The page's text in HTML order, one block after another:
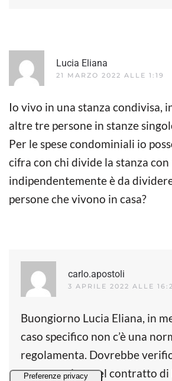
Lucia Eliana
21 MARZO 2022 ALLE 1:19
Io vivo in una stanza condivisa,
altre tre persone in stanze
Per le spese condominiali io
cifra con chi divide la stanza con
indipendentemente è da
persone che vivono in casa?
carlo.apostoli
3 APRILE 2022 ALLE
Buongiorno Lucia Eliana, in
caso specifico non c’è una
regolamenta. Dovrebbe
stato previsto nel contratto di